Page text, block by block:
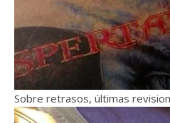
Sobre retrasos, últimas